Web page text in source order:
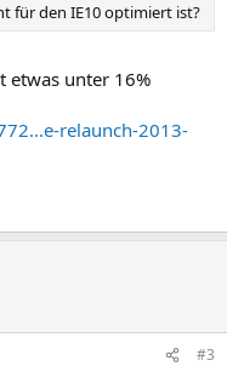
für den IE10 optimiert ist?
etwas unter 16%
relaunch-2013-
#3